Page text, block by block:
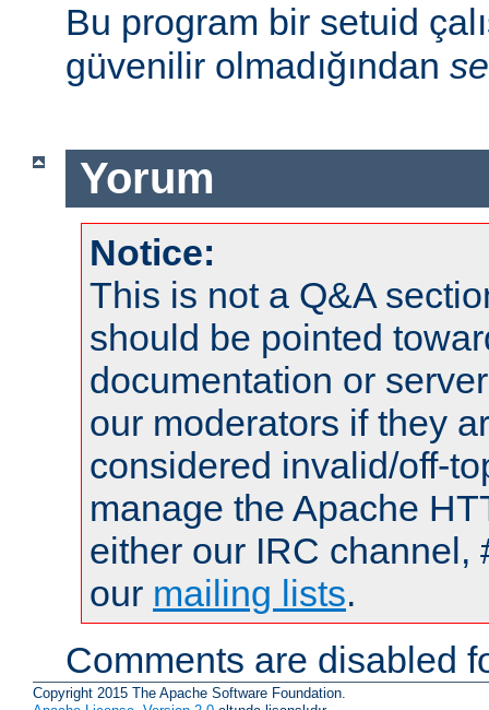
Bu program bir setuid
güvenilir olmadığından
Yorum
Notice:
This is not a Q&A
should be pointed
documentation or
our moderators if they
considered invalid/off-
manage the Apache
either our IRC channel,
our mailing lists.
Comments are disabled
Copyright 2015 The Apache Software Foundation.